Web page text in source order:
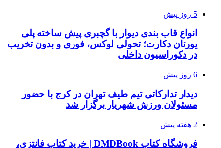
5 روز پیش
انواع قاب بندی دیوار با گچبری پیش ساخته پلی
یورتان دکارت؛ تحولی لوکس، فوری و بدون تخریب
در دکوراسیون داخلی
6 روز پیش
دیدار تدارکاتی تیم طیف تهران در کرج با حضور
مسئولان ورزش شهریار برگزار شد
2 هفته پیش
فروشگاه کتاب DMDBook | خرید کتاب فانتزی،